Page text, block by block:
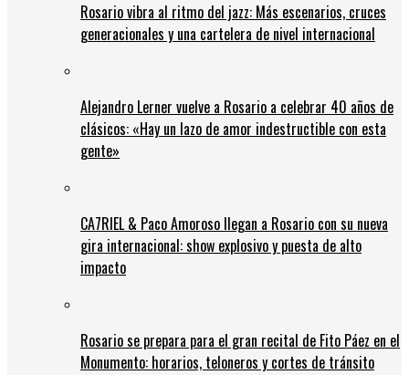
Rosario vibra al ritmo del jazz: Más escenarios, cruces
generacionales y una cartelera de nivel internacional
Alejandro Lerner vuelve a Rosario a celebrar 40 años de
clásicos: «Hay un lazo de amor indestructible con esta
gente»
CA7RIEL & Paco Amoroso llegan a Rosario con su nueva
gira internacional: show explosivo y puesta de alto
impacto
Rosario se prepara para el gran recital de Fito Páez en el
Monumento: horarios, teloneros y cortes de tránsito